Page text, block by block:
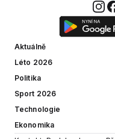
Aktuálně
Léto 2026
Politika
Sport 2026
Technologie
Ekonomika